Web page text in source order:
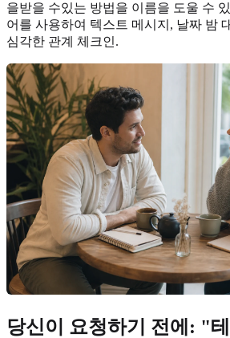
을받을 수있는 방법을 이름을 도울 수
어를 사용하여 텍스트 메시지, 날짜 밤
심각한 관계 체크인.
당신이 요청하기 전에: "